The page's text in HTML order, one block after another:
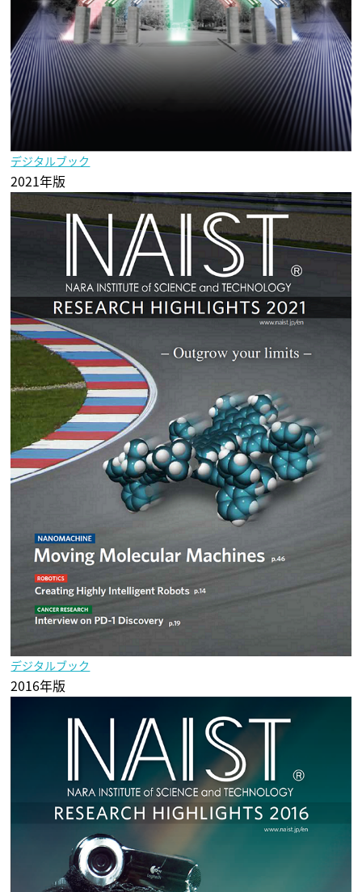
デジタルブック
2021年版
デジタルブック
2016年版